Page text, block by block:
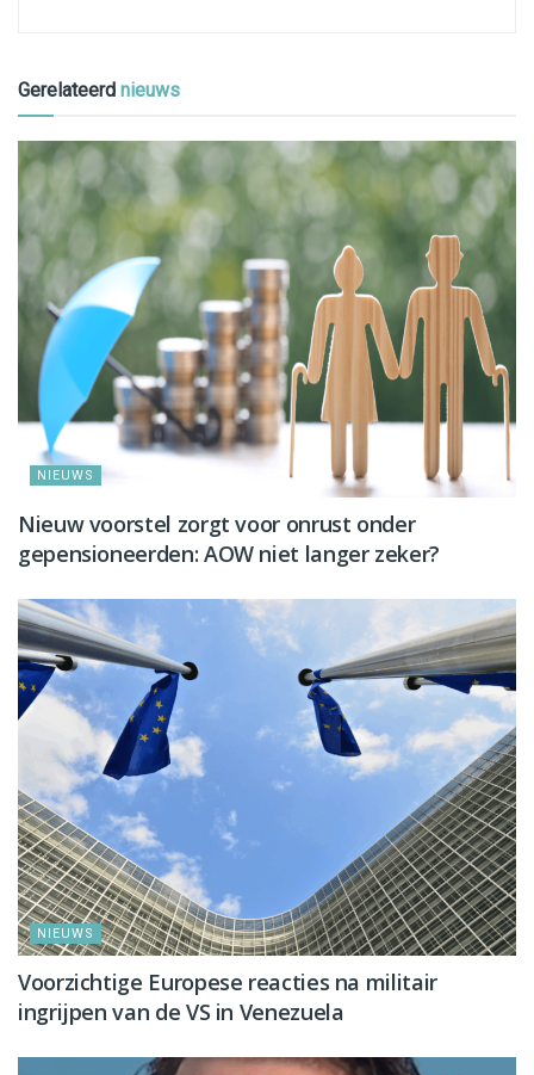
Gerelateerd nieuws
NIEUWS
Nieuw voorstel zorgt voor onrust onder
gepensioneerden: AOW niet langer zeker?
NIEUWS
Voorzichtige Europese reacties na militair
ingrijpen van de VS in Venezuela